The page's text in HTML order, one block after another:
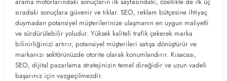
sıradaki sonuçlara güvenir ve tıklar. SEO, reklam bütçesine ihtiyaç
duymadan potansiyel müşterilerinize ulaşmanın en uygun maliyetli
ve sürdürülebilir yoludur. Yüksek kaliteli trafik çekerek marka
bilinirliğinizi artırır, potansiyel müşterileri satışa dönüştürür ve
markanızı sektörünüzde otorite olarak konumlandırır. Kısacası,
SEO, dijital pazarlama stratejinizin temel direğidir ve uzun vadeli
başarınız için vazgeçilmezdir.